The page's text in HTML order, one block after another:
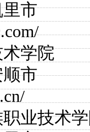
学院
业技术